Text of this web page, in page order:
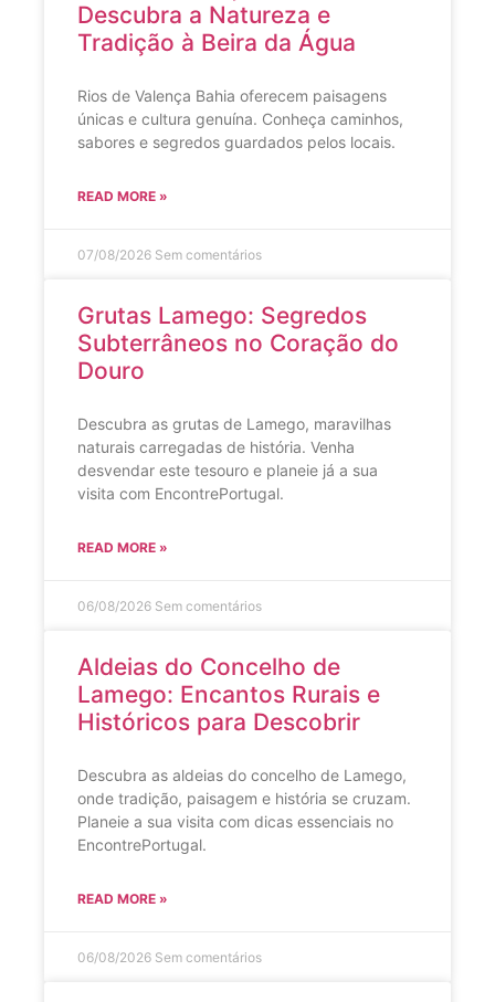
Descubra a Natureza e
Tradição à Beira da Água
Rios de Valença Bahia oferecem paisagens
únicas e cultura genuína. Conheça caminhos,
sabores e segredos guardados pelos locais.
READ MORE »
07/08/2026 Sem comentários
Grutas Lamego: Segredos
Subterrâneos no Coração do
Douro
Descubra as grutas de Lamego, maravilhas
naturais carregadas de história. Venha
desvendar este tesouro e planeie já a sua
visita com EncontrePortugal.
READ MORE »
06/08/2026 Sem comentários
Aldeias do Concelho de
Lamego: Encantos Rurais e
Históricos para Descobrir
Descubra as aldeias do concelho de Lamego,
onde tradição, paisagem e história se cruzam.
Planeie a sua visita com dicas essenciais no
EncontrePortugal.
READ MORE »
06/08/2026 Sem comentários